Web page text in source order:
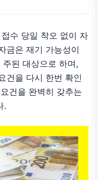
수 당일 착오 없이 자
금은 재기 가능성이
주된 대상으로 하며,
건을 다시 한번 확인
건을 완벽히 갖추는
.